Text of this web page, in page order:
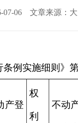
07-06 文章来源：
例实施细则》
产登
权
利
不动